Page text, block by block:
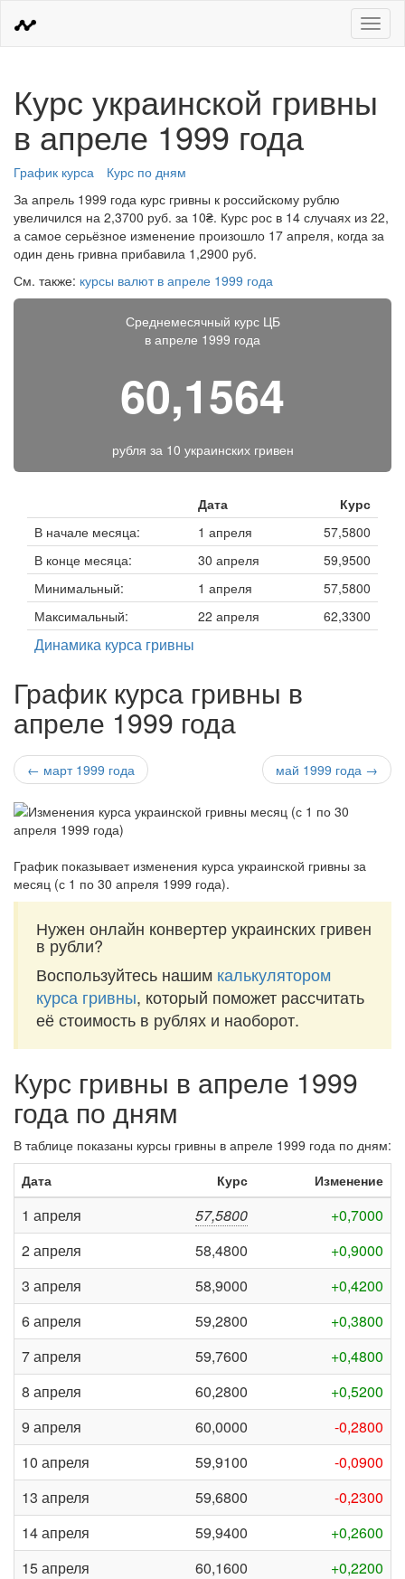
Меню
Курс украинской гривны
в апреле 1999 года
График курса
Курс по дням
За апрель 1999 года курс гривны к российскому рублю
увеличился на 2,3700 руб. за 10₴. Курс рос в 14 случаях из 22,
а самое серьёзное изменение произошло 17 апреля, когда за
один день гривна прибавила 1,2900 руб.
См. также: курсы валют в апреле 1999 года
Среднемесячный курс ЦБ
в апреле 1999 года
60,1564
рубля за 10 украинских гривен
Дата
Курс
В начале месяца:
1 апреля
57,5800
В конце месяца:
30 апреля
59,9500
Минимальный:
1 апреля
57,5800
Максимальный:
22 апреля 62,3300
Динамика курса гривны
График курса гривны в
апреле 1999 года
← март 1999 года май 1999 года →
График показывает изменения курса украинской гривны за
месяц (с 1 по 30 апреля 1999 года).
Нужен онлайн конвертер украинских гривен
в рубли?
Воспользуйтесь нашим калькулятором
курса гривны, который поможет рассчитать
её стоимость в рублях и наоборот.
Курс гривны в апреле 1999
года по дням
В таблице показаны курсы гривны в апреле 1999 года по дням:
Дата
Курс Изменение
1 апреля 57,5800
+0,7000
2 апреля
58,4800
+0,9000
3 апреля
58,9000
+0,4200
6 апреля
59,2800
+0,3800
7 апреля
59,7600
+0,4800
8 апреля
60,2800
+0,5200
9 апреля
60,0000
-0,2800
10 апреля
59,9100
-0,0900
13 апреля
59,6800
-0,2300
14 апреля
59,9400
+0,2600
15 апреля
60,1600
+0,2200